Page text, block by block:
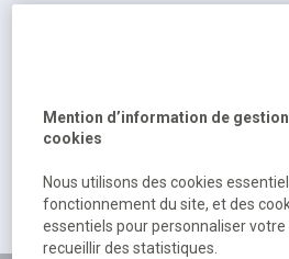
excuser pour la gêne
Retour
Mention d’information de
cookies
Nous utilisons des cookies
fonctionnement du site, et des
essentiels pour personnaliser
recueillir des statistiques.